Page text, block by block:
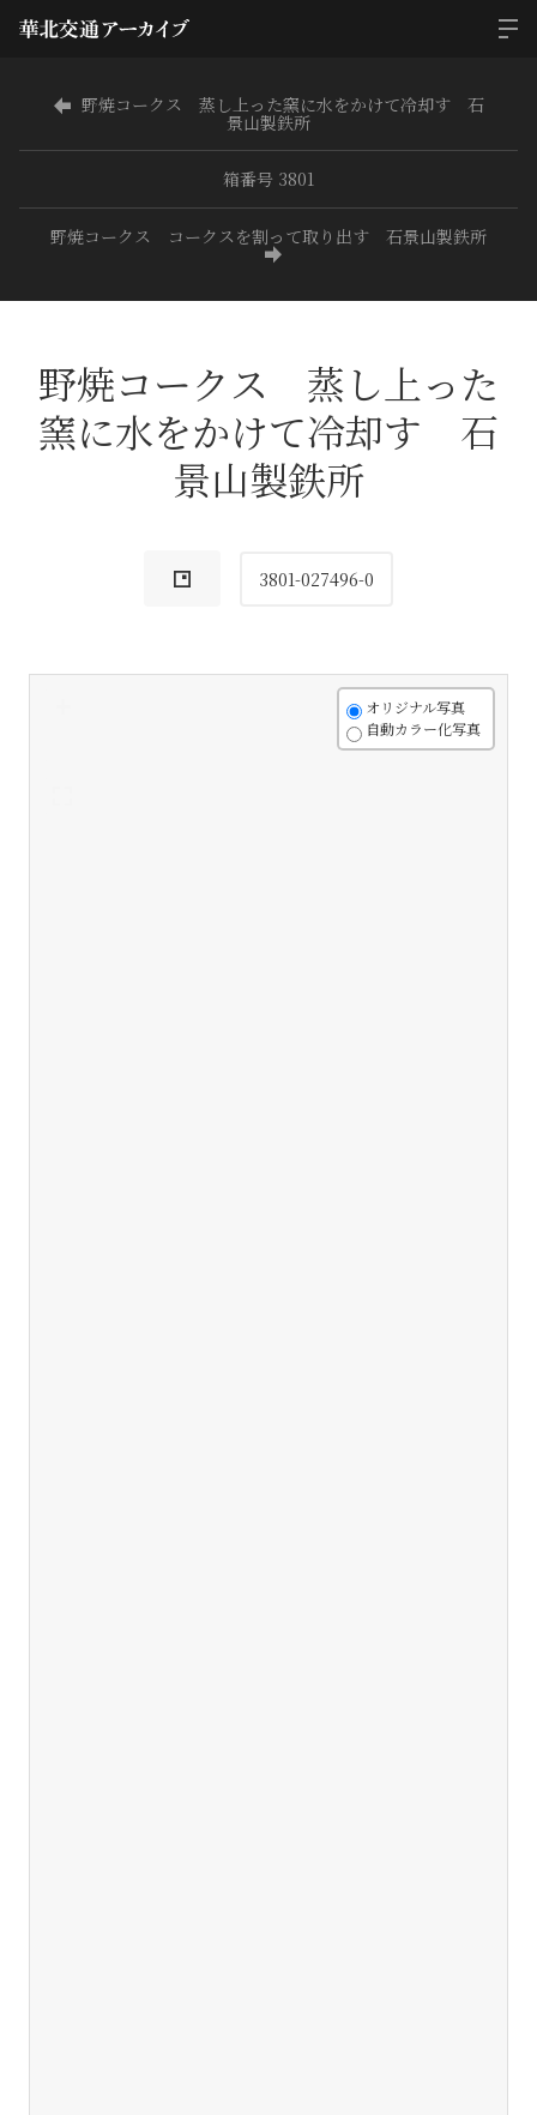
野焼コークス 蒸し上った窯に水をかけて冷却す 石
景山製鉄所
箱番号 3801
野焼コークス コークスを割って取り出す 石景山製鉄所
野焼コークス 蒸し上った
窯に水をかけて冷却す 石
景山製鉄所
3801-027496-0
オリジナル写真
自動カラー化写真